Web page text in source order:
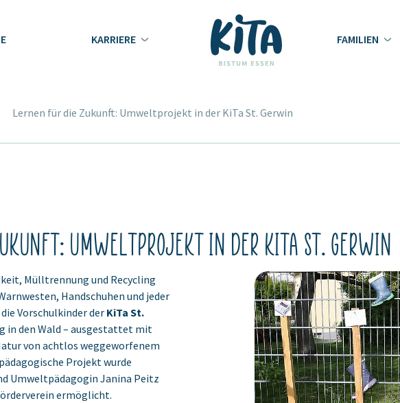
KARRIERE FAMILIEN
Lernen für die Zukunft: Umweltprojekt in der KiTa St. Gerwin
Umweltprojekt in der KiTa St. Gerwin
Mülltrennung und Recycling
Handschuhen und jeder
‎Vorschulkinder derKiTa St.
in den Wald – ausgestattet mit
von achtlos weggeworfenem
Projekt ‎wurde
Umweltpädagogin Janina Peitz
ermöglicht.‎